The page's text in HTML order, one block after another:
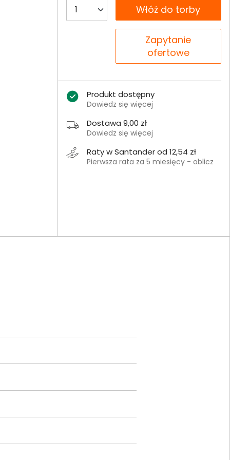
__B2C.PRODUCT.QUANTITY
__B2C.PRODUCT.QUANTITY
Włóż do torby
Zapytanie
ofertowe
Produkt dostępny
Dowiedz się więcej
Dostawa 9,00 zł
Dowiedz się więcej
Raty w Santander od 12,54 zł
Pierwsza rata za 5 miesięcy - oblicz